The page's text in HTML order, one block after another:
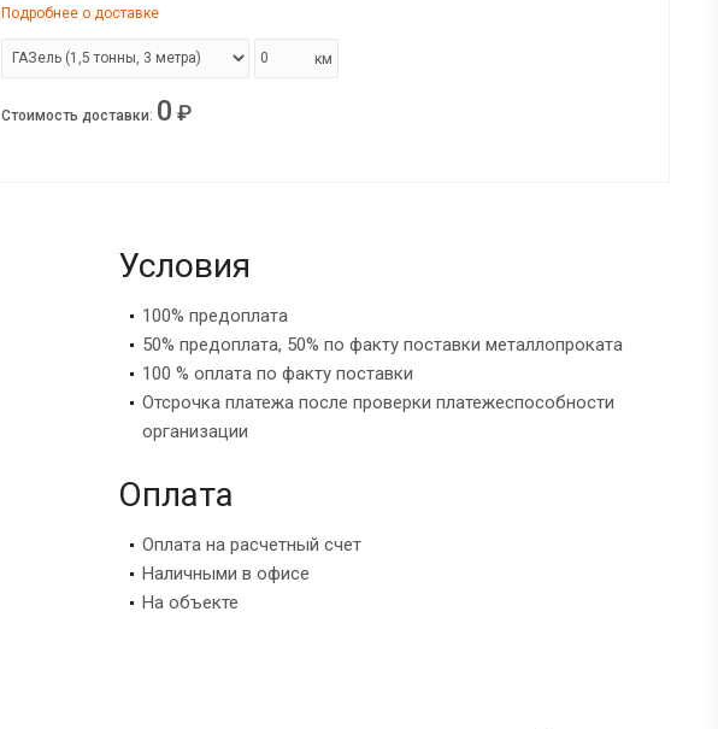
Подробнее о доставке
км
Стоимость доставки: 0 ₽
Условия
100% предоплата
50% предоплата, 50% по факту поставки металлопроката
100 % оплата по факту поставки
Отсрочка платежа после проверки платежеспособности
организации
Оплата
Оплата на расчетный счет
Наличными в офисе
На объекте